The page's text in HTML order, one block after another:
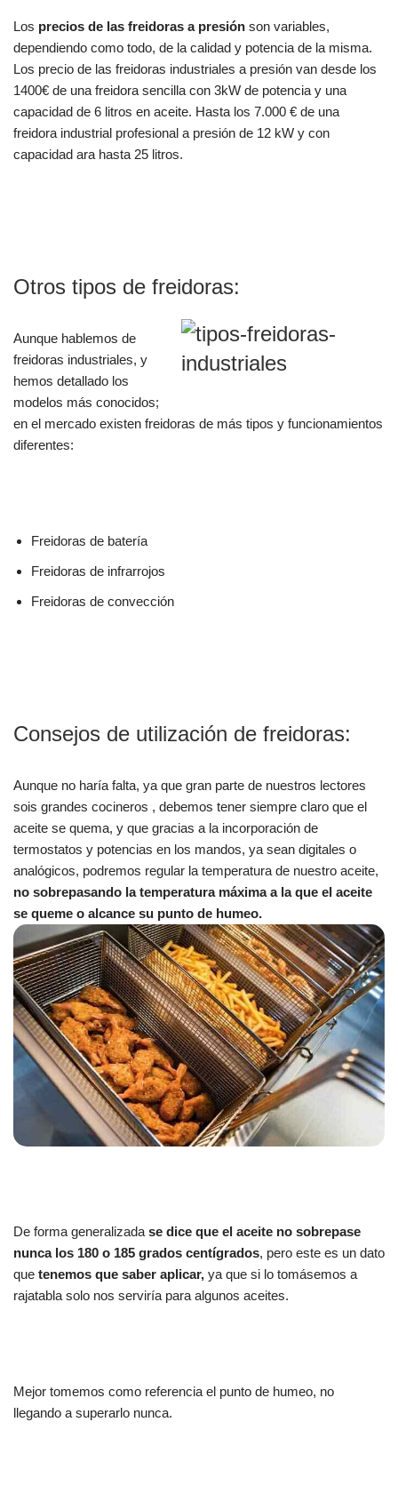
Los precios de las freidoras a presión son variables,
dependiendo como todo, de la calidad y potencia de la misma.
Los precio de las freidoras industriales a presión van desde los
1400€ de una freidora sencilla con 3kW de potencia y una
capacidad de 6 litros en aceite. Hasta los 7.000 € de una
freidora industrial profesional a presión de 12 kW y con
capacidad ara hasta 25 litros.
Otros tipos de freidoras:
Aunque hablemos de
freidoras industriales, y
hemos detallado los
modelos más conocidos;
en el mercado existen freidoras de más tipos y funcionamientos
diferentes:
Freidoras de batería
Freidoras de infrarrojos
Freidoras de convección
Consejos de utilización de freidoras:
Aunque no haría falta, ya que gran parte de nuestros lectores
sois grandes cocineros , debemos tener siempre claro que el
aceite se quema, y que gracias a la incorporación de
termostatos y potencias en los mandos, ya sean digitales o
analógicos, podremos regular la temperatura de nuestro aceite,
no sobrepasando la temperatura máxima a la que el aceite
se queme o alcance su punto de humeo.
De forma generalizadase dice que el aceite no sobrepase
nunca los 180 o 185 grados centígrados, pero este es un dato
que tenemos que saber aplicar, ya que si lo tomásemos a
rajatabla solo nos serviría para algunos aceites.
Mejor tomemos como referencia el punto de humeo, no
llegando a superarlo nunca.